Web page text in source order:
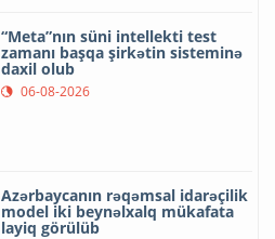
“Meta”nın süni intellekti test
zamanı başqa şirkətin sisteminə
daxil olub
06-08-2026
Azərbaycanın rəqəmsal idarəçilik
model iki beynəlxalq mükafata
layiq görülüb